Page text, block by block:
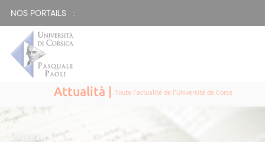
NOS PORTAILS :
Attualità |Toute l'actualité de l'Université de Corse
ATTUALITÀ|